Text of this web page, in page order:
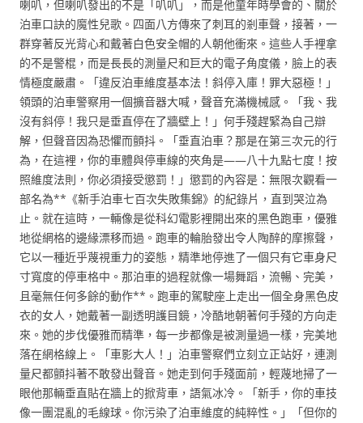
喇叭，但喇叭發出的不是「叭叭」，而是他童年時學會的、關於
泊車口訣的魔性兒歌。四面八方傳來了刺耳的剎車聲，接著，一
群穿著反光背心和戴著白色安全帽的人朝他衝來。這些人手裡拿
的不是警棍，而是長長的測量尺和巨大的電子角度儀，臉上的表
情極度嚴肅。「違反泊車維度基本法！斜停入庫！罪大惡極！」
領頭的泊車警察用一個擴音器大喊，聲音充滿機械感。「我、我
沒有斜停！我只是垂直停在了牆壁上！」何手殘趕緊為自己辯
解，但聲音因為恐懼而顫抖。「垂直泊車？那是在第三次元的行
為，在這裡，你的車體與停車線的夾角是——八十九點七度！按
照維度法則，你必須接受懲罰！」懲罰的內容是：無限次觀看一
部名為**《新手泊車七百次失敗集錦》的紀錄片，直到哭泣為
止。就在這時，一輛像是從科幻電影裡開出來的黑色跑車，優雅
地從網格的邊緣漂移而過。跑車的輪胎發出令人陶醉的摩擦聲，
它以一種近乎蔑視重力的姿態，精準地停進了一個只有它車身尺
寸寬度的停車格中。那泊車的過程就像一場舞蹈，流暢、完美，
且毫無任何多餘的動作**。跑車的駕駛座上走出一個全身黑色皮
衣的女人，她戴著一副透明護目鏡，冷酷地朝著何手殘的方向走
來。她的步伐優雅而精準，每一步都像是被測量過一樣，完美地
落在網格線上。「車影大人！」泊車警察們立刻立正站好，連測
量尺都顫抖著不敢發出聲音。她走到何手殘面前，輕蔑地掃了一
眼他那輛垂直貼在牆上的掀背車，語氣冰冷。「新手，你的車技
像一團混亂的毛線球。你污染了泊車維度的純粹性。」「但你的